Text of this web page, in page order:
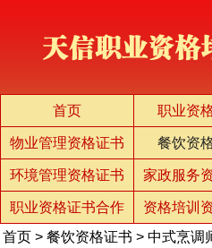
首页 职业资
物业管理资格证书 餐饮资
环境管理资格证书 家政服务
职业资格证书合作 资格培训
首页 > 餐饮资格证书 > 中式烹调